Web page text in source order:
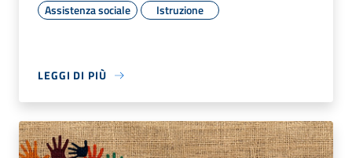
Assistenza sociale Istruzione
LEGGI DI PIÙ